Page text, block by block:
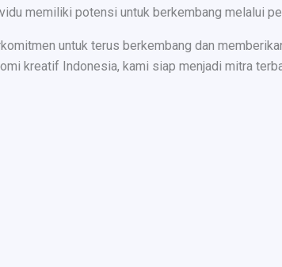
memiliki potensi untuk berkembang melalui
untuk terus berkembang dan
kreatif Indonesia, kami siap menjadi mitra